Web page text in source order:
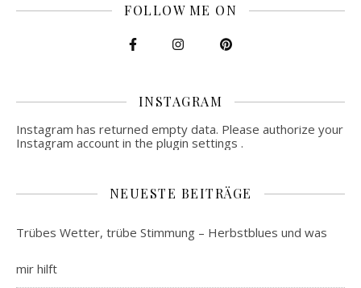
FOLLOW ME ON
INSTAGRAM
Instagram has returned empty data. Please authorize your
Instagram account in the plugin settings .
NEUESTE BEITRÄGE
Trübes Wetter, trübe Stimmung – Herbstblues und was
mir hilft